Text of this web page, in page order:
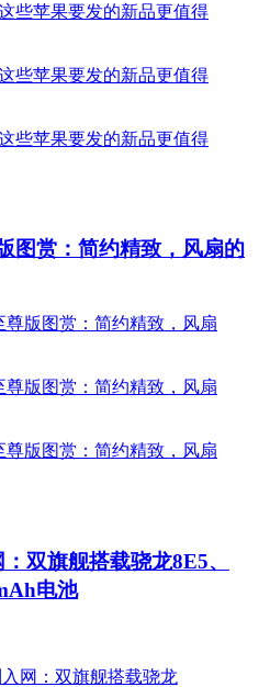
图赏：简约精致，风扇的
双旗舰搭载骁龙8E5、
电池